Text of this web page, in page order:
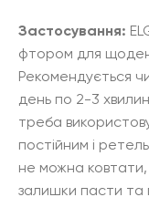
Застосування:
фтором для
Рекомендується
день по 2-3
треба
постійним і
не можна ковтати,
залишки пасти